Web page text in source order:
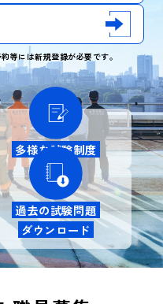
等には新規登録が必要です。
多様な試験制度
過去の試験問題
ダウンロード